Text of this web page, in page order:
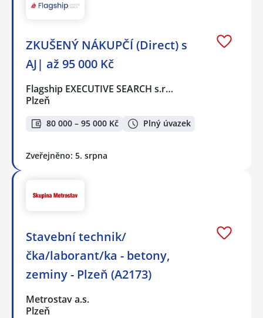
ZKUŠENÝ NÁKUPČÍ (Direct) s
AJ| až 95 000 Kč
Flagship EXECUTIVE SEARCH s.r…
Plzeň
80 000 – 95 000 Kč Plný úvazek
Zveřejněno: 5. srpna
Stavební technik/
čka/laborant/ka - betony,
zeminy - Plzeň (A2173)
Metrostav a.s.
Plzeň